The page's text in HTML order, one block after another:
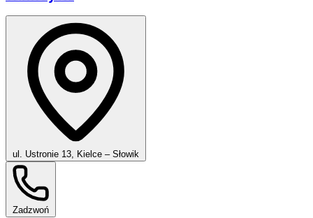
ul. Ustronie 13, Kielce – Słowik
Zadzwoń